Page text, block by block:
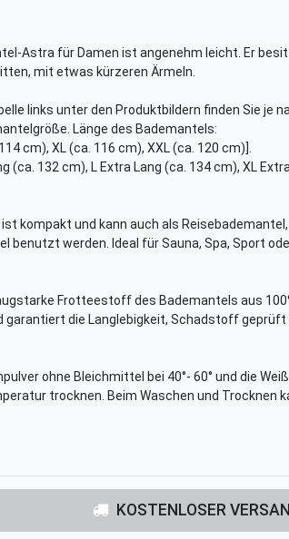
Astra für Damen ist angenehm leicht. Er
mit etwas kürzeren Ärmeln.
links unter den Produktbildern finden Sie je
Länge des Bademantels:
cm), XL (ca. 116 cm), XXL (ca. 120 cm)].
(ca. 132 cm), L Extra Lang (ca. 134 cm), XL Extra
kompakt und kann auch als Reisebademantel,
benutzt werden. Ideal für Sauna, Spa, Sport
Frotteestoff des Bademantels aus
garantiert die Langlebigkeit, Schadstoff geprüft
ohne Bleichmittel bei 40°- 60° und die
trocknen. Beim Waschen und Trocknen
KOSTENLOSER